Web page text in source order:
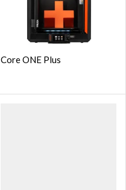
Core ONE Plus